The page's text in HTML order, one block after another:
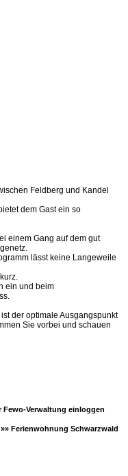
Feldberg und Kandel
dem Gast ein so
einem Gang auf dem gut
lässt keine Langeweile
ein und beim
der optimale Ausgangspunkt
Sie vorbei und schauen
Fewo-Verwaltung einloggen
Ferienwohnung Schwarzwald